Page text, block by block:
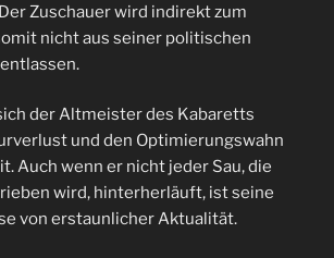
Zuschauer wird indirekt zum
nicht aus seiner politischen
der Altmeister des Kabaretts
und den Optimierungswahn
Auch wenn er nicht jeder Sau, die
wird, hinterherläuft, ist seine
von erstaunlicher Aktualität.